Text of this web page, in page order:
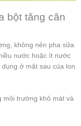
bột tăng cân
không nên pha sữa
nước hoặc ít nước
ở mặt sau của lon
môi trường khô mát và